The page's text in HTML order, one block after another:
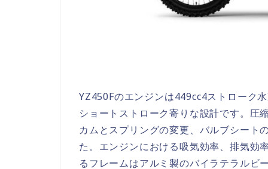
YZ450Fのエンジンは449cc4ストローク
ショートストローク寄りな設計です。圧
カムとスプリングの変更、バルブシート
た。エンジンにおける吸気効率、排気効
るフレームはアルミ製のバイラテラルビ